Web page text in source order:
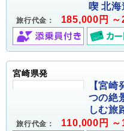
喫 北海
旅行代金： 185,000円 ～
宮崎県発
【宮
つの絶
しむ旅
旅行代金： 110,000円 ～